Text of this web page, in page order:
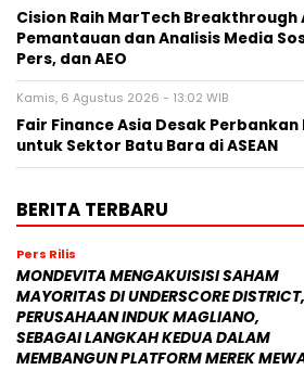
Cision Raih MarTech
Pemantauan dan Analisis Media
Pers, dan AEO
Kamis, 6 Agustus 2026 - 13:02 WIB
Fair Finance Asia Desak
untuk Sektor Batu Bara di ASEAN
BERITA TERBARU
Pers Rilis
MONDEVITA MENGAKUISISI SAHAM
MAYORITAS DI UNDERSCORE DISTRICT,
PERUSAHAAN INDUK MAGLIANO,
SEBAGAI LANGKAH KEDUA DALAM
MEMBANGUN PLATFORM MEREK